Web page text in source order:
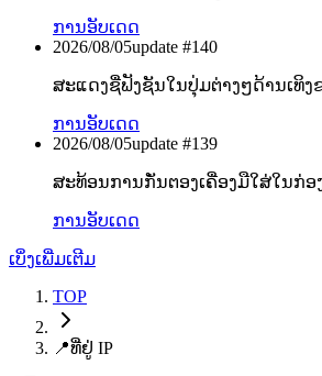
ການອັບເດດ
2026/08/05update #140
ສະແດງຊື່ຟັງຊັນໃນປຸ່ມຕ່າງໆດ້ານເທິ
ການອັບເດດ
2026/08/05update #139
ສະທ້ອນການກັ່ນຕອງເຄື່ອງມືໃສ່ໃນກ່
ການອັບເດດ
ເບິ່ງເພີ່ມເຕີມ
TOP
📍ທີ່ຢູ່ IP